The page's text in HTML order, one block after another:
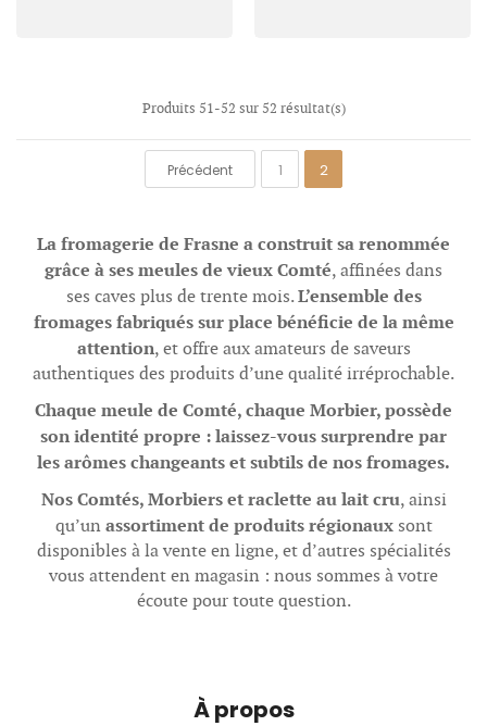
Produits 51-52 sur 52 résultat(s)
Précédent 1 2
La fromagerie de Frasne a construit sa renommée
grâce à ses meules de vieux Comté, affinées dans
ses caves plus de trente mois.L’ensemble des
fromages fabriqués sur place bénéficie de la même
attention, et offre aux amateurs de saveurs
authentiques des produits d’une qualité irréprochable.
Chaque meule de Comté, chaque Morbier, possède
son identité propre : laissez-vous surprendre par
les arômes changeants et subtils de nos fromages.
Nos Comtés, Morbiers et raclette au lait cru, ainsi
qu’un assortiment de produits régionauxsont
disponibles à la vente en ligne, et d’autres spécialités
vous attendent en magasin : nous sommes à votre
écoute pour toute question.
À propos